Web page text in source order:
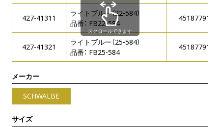
427-41311
ライトブルー（22-584）
品番： FB22-584
427-41321
ライトブルー（25-584）
品番： FB25-584
スクロールできます
メーカー
SCHWALBE
サイズ